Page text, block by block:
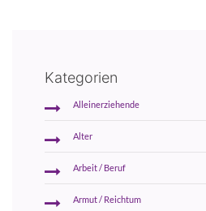
Kategorien
Alleinerziehende
Alter
Arbeit / Beruf
Armut / Reichtum